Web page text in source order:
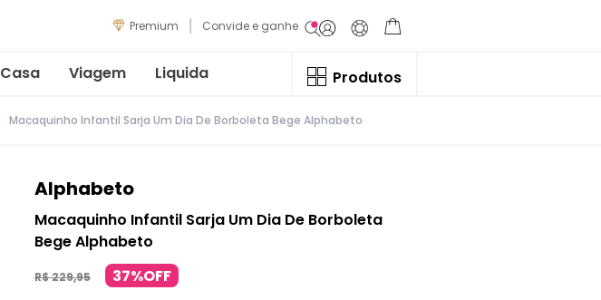
Premium Convide e ganhe
Casa Viagem Liquida Produtos
Macaquinho Infantil Sarja Um Dia De Borboleta Bege Alphabeto
Alphabeto
Macaquinho Infantil Sarja Um Dia De Borboleta
Bege Alphabeto
R$229,95 37%OFF